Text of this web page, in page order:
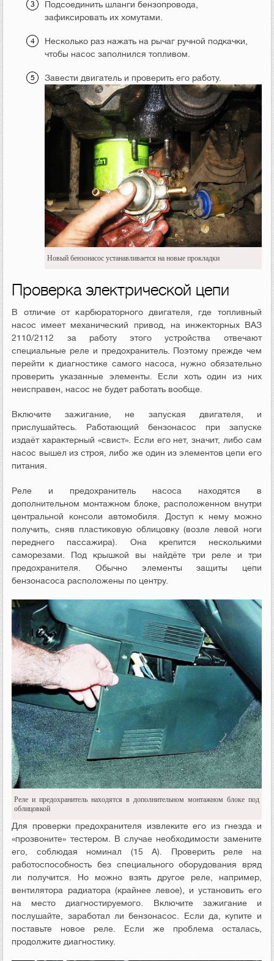
Подсоединить шланги бензопровода,
зафиксировать их хомутами.
Несколько раз нажать на рычаг ручной подкачки,
чтобы насос заполнился топливом.
Завести двигатель и проверить его работу.
Новый бензонасос устанавливается на новые прокладки
Проверка электрической цепи
В отличие от карбюраторного двигателя, где топливный
насос имеет механический привод, на инжекторных ВАЗ
2110/2112 за работу этого устройства отвечают
специальные реле и предохранитель. Поэтому прежде чем
перейти к диагностике самого насоса, нужно обязательно
проверить указанные элементы. Если хоть один из них
неисправен, насос не будет работать вообще.
Включите зажигание, не запуская двигателя, и
прислушайтесь. Работающий бензонасос при запуске
издаёт характерный «свист». Если его нет, значит, либо сам
насос вышел из строя, либо же один из элементов цепи его
питания.
Реле и предохранитель насоса находятся в
дополнительном монтажном блоке, расположенном внутри
центральной консоли автомобиля. Доступ к нему можно
получить, сняв пластиковую облицовку (возле левой ноги
переднего пассажира). Она крепится несколькими
саморезами. Под крышкой вы найдёте три реле и три
предохранителя. Обычно элементы защиты цепи
бензонасоса расположены по центру.
Реле и предохранитель находятся в дополнительном монтажном блоке под
облицовкой
Для проверки предохранителя извлеките его из гнезда и
«прозвоните» тестером. В случае необходимости замените
его, соблюдая номинал (15 А). Проверить реле на
работоспособность без специального оборудования вряд
ли получится. Но можно взять другое реле, например,
вентилятора радиатора (крайнее левое), и установить его
на место диагностируемого. Включите зажигание и
послушайте, заработал ли бензонасос. Если да, купите и
поставьте новое реле. Если же проблема осталась,
продолжите диагностику.